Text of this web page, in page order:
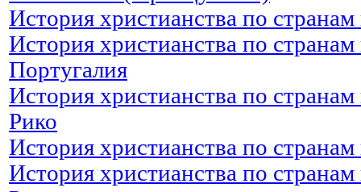
История христианства по
История христианства по
Португалия
История христианства по
Рико
История христианства по
История христианства по